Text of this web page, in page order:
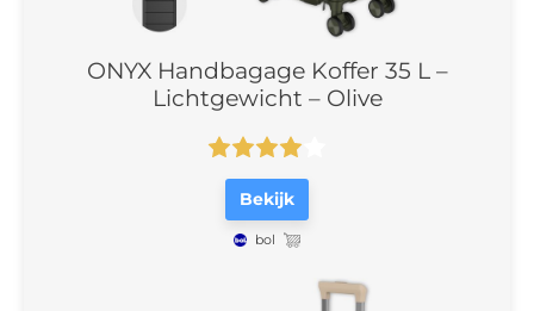
ONYX Handbagage Koffer 35 L –
Lichtgewicht – Olive
Bekijk
bol